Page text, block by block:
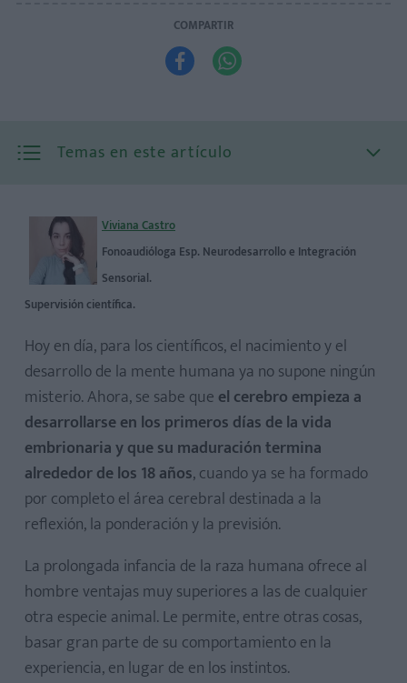
COMPARTIR
 
Temas en este artículo
Qué cosas se pueden enseñar a un niño de 2 años
Cómo estimular el desarrollo psicomotor de los 2 a los 3
Viviana Castro
Fonoaudióloga Esp. Neurodesarrollo e Integración
Sensorial.
Supervisión científica.
Hoy en día, para los científicos, el nacimiento y el
desarrollo de la mente humana ya no supone ningún
misterio. Ahora, se sabe que el cerebro empieza a
desarrollarse en los primeros días de la vida
embrionaria y que su maduración termina
alrededor de los 18 años, cuando ya se ha formado
por completo el área cerebral destinada a la
reflexión, la ponderación y la previsión.
La prolongada infancia de la raza humana ofrece al
hombre ventajas muy superiores a las de cualquier
otra especie animal. Le permite, entre otras cosas,
basar gran parte de su comportamiento en la
experiencia, en lugar de en los instintos.